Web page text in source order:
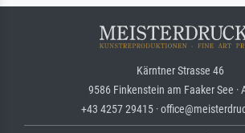
Kärntner Strasse 46
9586 Finkenstein am Faaker See ·
+43 4257 29415 ·